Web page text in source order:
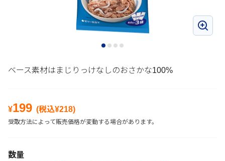
ベース素材はまじりっけなしのおさかな100%
¥199 (税込¥218)
受取方法によって販売価格が変動する場合があります。
数量